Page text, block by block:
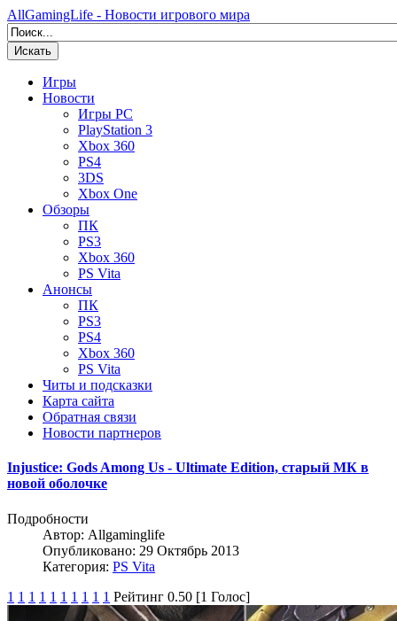
AllGamingLife - Новости игрового мира
Искать
Игры
Новости
Игры PC
PlayStation 3
Xbox 360
PS4
3DS
Xbox One
Обзоры
ПК
PS3
Xbox 360
PS Vita
Анонсы
ПК
PS3
PS4
Xbox 360
PS Vita
Читы и подсказки
Карта сайта
Обратная связи
Новости партнеров
Injustice: Gods Among Us - Ultimate Edition, старый МК в
новой оболочке
Подробности
Автор: Allgaminglife
Опубликовано: 29 Октябрь 2013
Категория: PS Vita
1 1 1 1 1 1 1 1 1 1 Рейтинг 0.50 [1 Голос]